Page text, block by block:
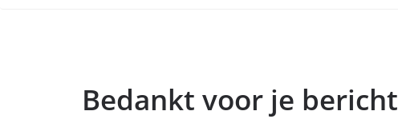
Bedankt voor je bericht